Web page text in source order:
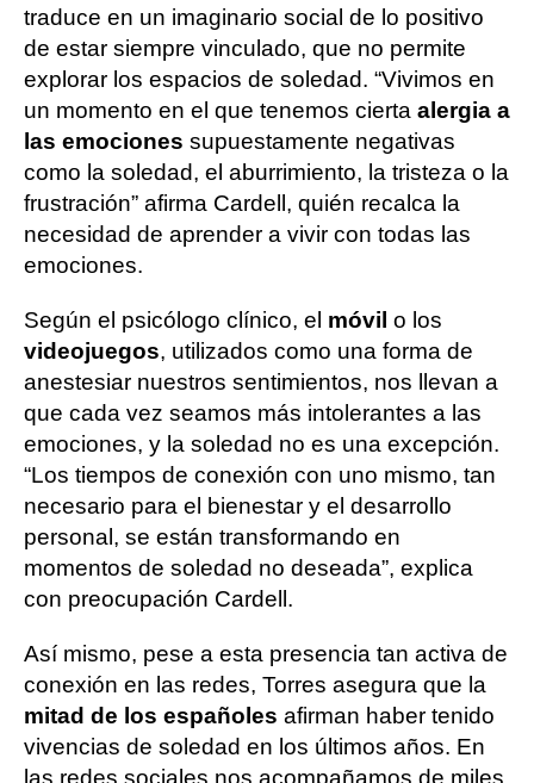
traduce en un imaginario social de lo positivo
de estar siempre vinculado, que no permite
explorar los espacios de soledad. “Vivimos en
un momento en el que tenemos cierta alergia a
las emociones supuestamente negativas
como la soledad, el aburrimiento, la tristeza o la
frustración” afirma Cardell, quién recalca la
necesidad de aprender a vivir con todas las
emociones.
Según el psicólogo clínico, el móvil o los
videojuegos, utilizados como una forma de
anestesiar nuestros sentimientos, nos llevan a
que cada vez seamos más intolerantes a las
emociones, y la soledad no es una excepción.
“Los tiempos de conexión con uno mismo, tan
necesario para el bienestar y el desarrollo
personal, se están transformando en
momentos de soledad no deseada”, explica
con preocupación Cardell.
Así mismo, pese a esta presencia tan activa de
conexión en las redes, Torres asegura que la
mitad de los españoles afirman haber tenido
vivencias de soledad en los últimos años. En
las redes sociales nos acompañamos de miles